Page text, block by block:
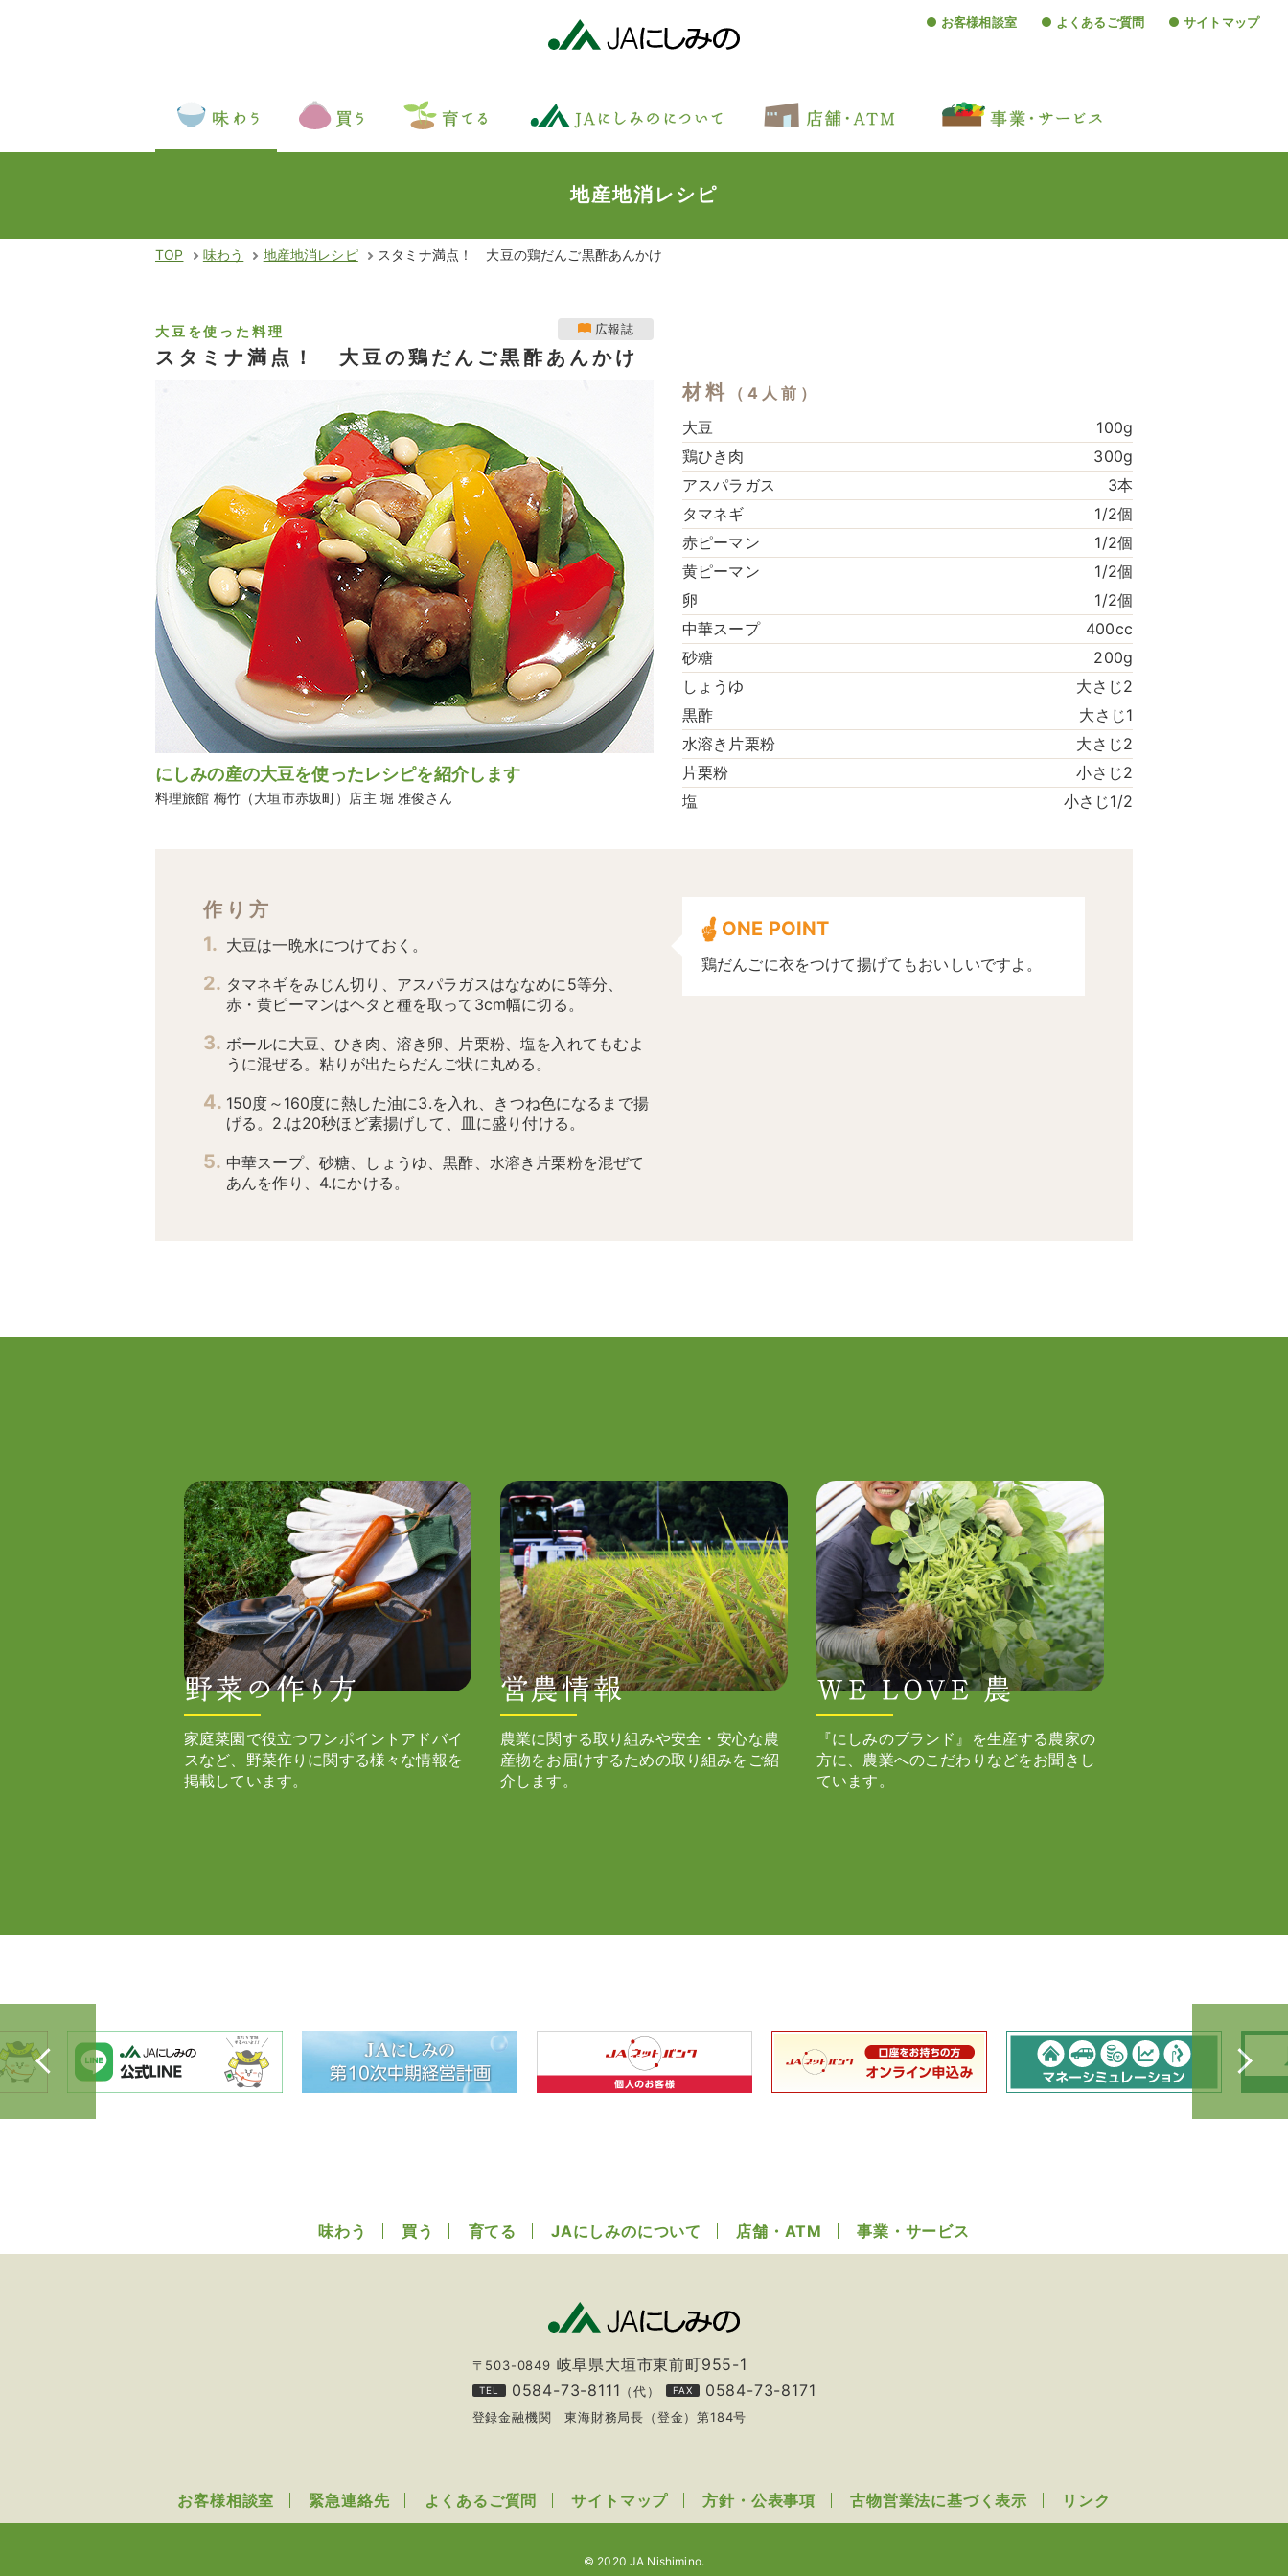
お客様相談室 よくあるご質問 サイトマップ
地産地消レシピ
TOP 味わう 地産地消レシピ スタミナ満点！ 大豆の鶏だんご黒酢あんかけ
広報誌
大豆を使った料理
スタミナ満点！ 大豆の鶏だんご黒酢あんかけ
にしみの産の大豆を使ったレシピを紹介します
料理旅館 梅竹（大垣市赤坂町）店主 堀 雅俊さん
材料
（4人前）
大豆
100g
鶏ひき肉
300g
アスパラガス
3本
タマネギ
1/2個
赤ピーマン
1/2個
黄ピーマン
1/2個
卵
1/2個
中華スープ
400cc
砂糖
200g
しょうゆ
大さじ2
黒酢
大さじ1
水溶き片栗粉
大さじ2
片栗粉
小さじ2
塩
小さじ1/2
作り方
大豆は一晩水につけておく。
タマネギをみじん切り、アスパラガスはななめに5等分、
赤・黄ピーマンはヘタと種を取って3cm幅に切る。
ボールに大豆、ひき肉、溶き卵、片栗粉、塩を入れてもむよ
うに混ぜる。粘りが出たらだんご状に丸める。
150度～160度に熱した油に3.を入れ、きつね色になるまで揚
げる。2.は20秒ほど素揚げして、皿に盛り付ける。
中華スープ、砂糖、しょうゆ、黒酢、水溶き片栗粉を混ぜて
あんを作り、4.にかける。
ONE POINT
鶏だんごに衣をつけて揚げてもおいしいですよ。
家庭菜園で役立つワンポイントアドバイ
スなど、野菜作りに関する様々な情報を
掲載しています。
農業に関する取り組みや安全・安心な農
産物をお届けするための取り組みをご紹
介します。
『にしみのブランド』を生産する農家の
方に、農業へのこだわりなどをお聞きし
ています。
味わう 買う 育てる JAにしみのについて 店舗・ATM 事業・サービス
〒503-0849 岐阜県大垣市東前町955-1
TEL 0584-73-8111 （代） FAX 0584-73-8171
登録金融機関 東海財務局長（登金）第184号
お客様相談室 緊急連絡先 よくあるご質問 サイトマップ 方針・公表事項 古物営業法に基づく表示 リンク
© 2020 JA Nishimino.